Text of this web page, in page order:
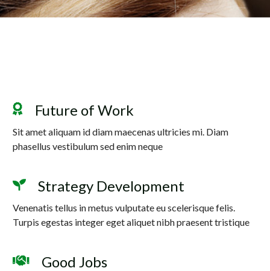
Future of Work
Sit amet aliquam id diam maecenas ultricies mi. Diam
phasellus vestibulum sed enim neque
Strategy Development
Venenatis tellus in metus vulputate eu scelerisque felis.
Turpis egestas integer eget aliquet nibh praesent tristique
Good Jobs